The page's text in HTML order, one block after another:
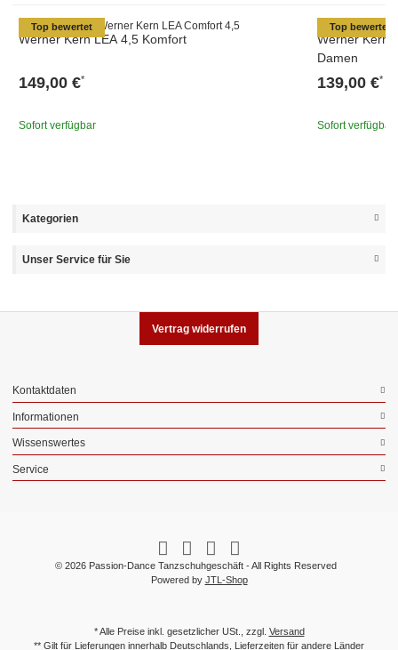
Top bewertet
Werner Kern LEA 4,5 Komfort
149,00 €*
Sofort verfügbar
Top bewertet
Werner Kern
Damen
139,00 €*
Sofort verfügbar
Kategorien
Unser Service für Sie
Vertrag widerrufen
Kontaktdaten
Informationen
Wissenswertes
Service
© 2026 Passion-Dance Tanzschuhgeschäft - All Rights Reserved
Powered by JTL-Shop
* Alle Preise inkl. gesetzlicher USt., zzgl. Versand
** Gilt für Lieferungen innerhalb Deutschlands, Lieferzeiten für andere Länder